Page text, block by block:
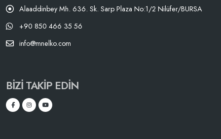
Alaaddinbey Mh. 636. Sk. Sarp Plaza No:1/2 Nilüfer/BURSA
+90 850 466 35 56
info@mnelko.com
BIZI TAKIP EDIN